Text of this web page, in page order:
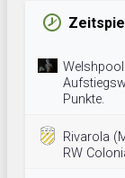
Punkte.
Rivarola
RW